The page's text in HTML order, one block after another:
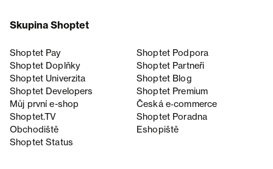
Skupina Shoptet
Shoptet Pay
Shoptet Podpora
Shoptet Doplňky
Shoptet Partneři
Shoptet Univerzita
Shoptet Blog
Shoptet Developers
Shoptet Premium
Můj první e-shop
Česká e‑commerce
Shoptet.TV
Shoptet Poradna
Obchodiště
Eshopiště
Shoptet Status